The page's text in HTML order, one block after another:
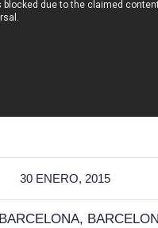
30 ENERO, 2015
BARCELONA,